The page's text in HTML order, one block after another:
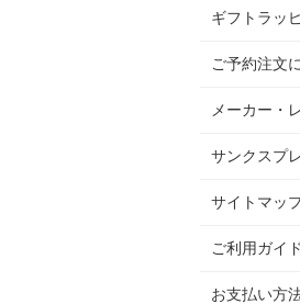
ギフトラッ
ご予約注文
メーカー・
サンクスプ
サイトマッ
ご利用ガイド
お支払い方